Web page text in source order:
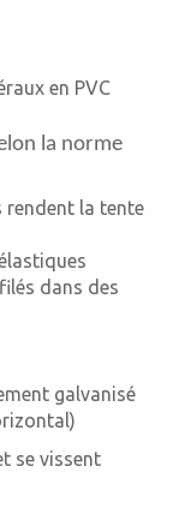
en PVC
la norme
rendent la tente
dans des
galvanisé
se vissent